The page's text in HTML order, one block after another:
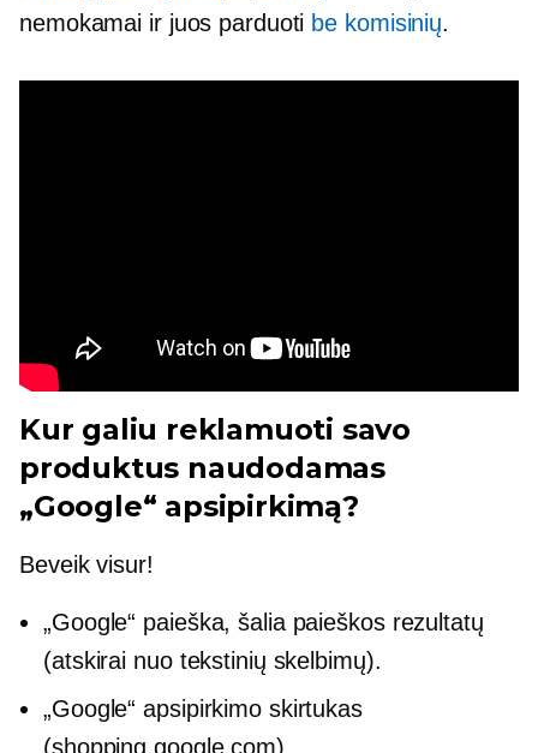
nemokamai ir juos parduoti be komisinių.
Kur galiu reklamuoti savo
produktus naudodamas
„Google“ apsipirkimą?
Beveik visur!
„Google“ paieška, šalia paieškos rezultatų
(atskirai nuo tekstinių skelbimų).
„Google“ apsipirkimo skirtukas
(shopping.google.com)